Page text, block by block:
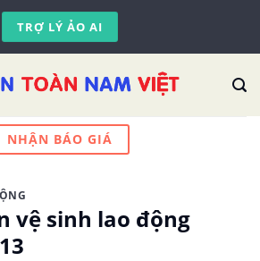
TRỢ LÝ ẢO AI
NHẬN BÁO GIÁ
vệ sinh lao động